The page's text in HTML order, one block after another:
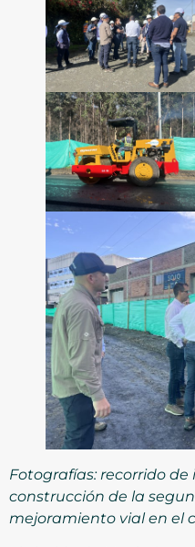
Fotografías: recorrido
construcción de la
mejoramiento vial en el